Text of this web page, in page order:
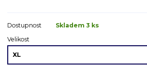
Dostupnost
Skladem 3 ks
Velikost